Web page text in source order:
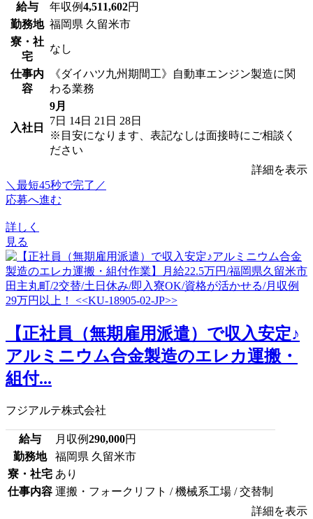
給与 年収例4,511,602円
勤務地 福岡県 久留米市
寮・社
宅
なし
仕事内
容
《ダイハツ九州期間工》自動車エンジン製造に関
わる業務
入社日
9月
7日 14日 21日 28日
※目安になります、表記なしは面接時にご相談く
ださい
詳細を表示
＼最短45秒で完了／
応募へ進む
詳しく
見る
【正社員（無期雇用派遣）で収入安定♪
アルミニウム合金製造のエレカ運搬・
組付...
フジアルテ株式会社
給与 月収例290,000円
勤務地
福岡県 久留米市
寮・社宅 あり
仕事内容 運搬・フォークリフト / 機械系工場 / 交替制
詳細を表示